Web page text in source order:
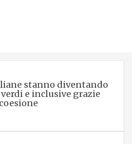
stanno diventando
e inclusive grazie